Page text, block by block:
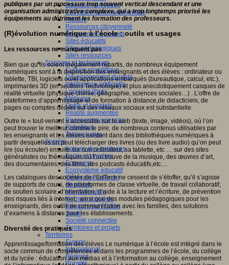
Education artistique
Education environnementale
Histoire
Ressources citoyenneté
Ressources sciences
Sites éducatifs
Sites pédagogiques
Sites ressources
Sciences et techniques
Culture scientifique
Développement durable
Intelligence artificielle
Logiciels libres
Métavers
Outils et logiciels
Réalité augmentée
Ressources sciences
Robotique
Technologies
Société
Acteurs des territoires
Ecole et structure
Economie
Ecosystème éducatif
Génération internet
Handicap
Mondialisation
Normes scolaires
Regards sur l’Ecole
Santé
Société connectée
Territoires et projets
Territoires
Europe
International
Régions
Ruralité
publiques par un processus trop souvent vertical descendant et une
organisation administrative complexe, qui a trop longtemps priorisé les
équipements au détriment les formation des professeurs.
(R)évolution numérique à l’école : outils et usages
Les ressources ne manquent pas
Bien que qu’ils soient inégalement répartis, de nombreux équipement
numériques sont à la disposition des enseignants et des élèves : ordinateur ou
tablette, TBI, logiciels ou/et applications embarqués (bureautique, calcul, etc.),
imprimantes 3D (en sections Technologie) et plus anecdotiquement casques de
réalité virtuelle (physique chimie, géographie, sciences sociales…) . L’offre de
plateformes d’apprentissage et de formation à distance,de didacticiels, de
pages ou comptes dédiés sur des réseaux sociaux est substantielle.
Outre le « tout-venant » accessible sur le web (texte, image, vidéos), où l’on
peut trouver le meilleur comme le pire, de nombreux contenus utilisables par
les enseignants et les élèves existent dans des bibliothèques numériques à
partir desquelles on peut télécharger des livres (ou des livre audio) qu’on peut
lire (ou écouter) ensuite sur son ordinateur, sa tablette, etc … sur des sites
généralistes ou thématiques où l’on trouve de la musique, des œuvres d’art,
des documentaires, des films, des podcasts éducatifs,etc…
Les catalogues des sociétés de l’EdTech ne cessent de s’étoffer, qu’il s’agisse
de supports de cours, de plateformes de classe virtuelle, de travail collaboratif,
de soutien scolaire, d’orientation, d’aide à la lecture et l’écriture, de prévention
des risques liés à internet, ainsi que des modules pédagogiques pour les
enseignants, des outils de communication avec les familles, des solutions
d’examens à distance pour les établissements.
Diversité des pratiques
Apprentissage/formation des élèves Le numérique à l’école est intégré dans le
socle commun de compétences et dans les programmes de l’école, du collège
et du lycée : éducation aux médias et à l’information au collège, enseignement